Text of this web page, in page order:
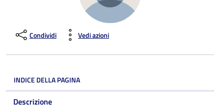
Condividi Vedi azioni
INDICE DELLA PAGINA
Descrizione